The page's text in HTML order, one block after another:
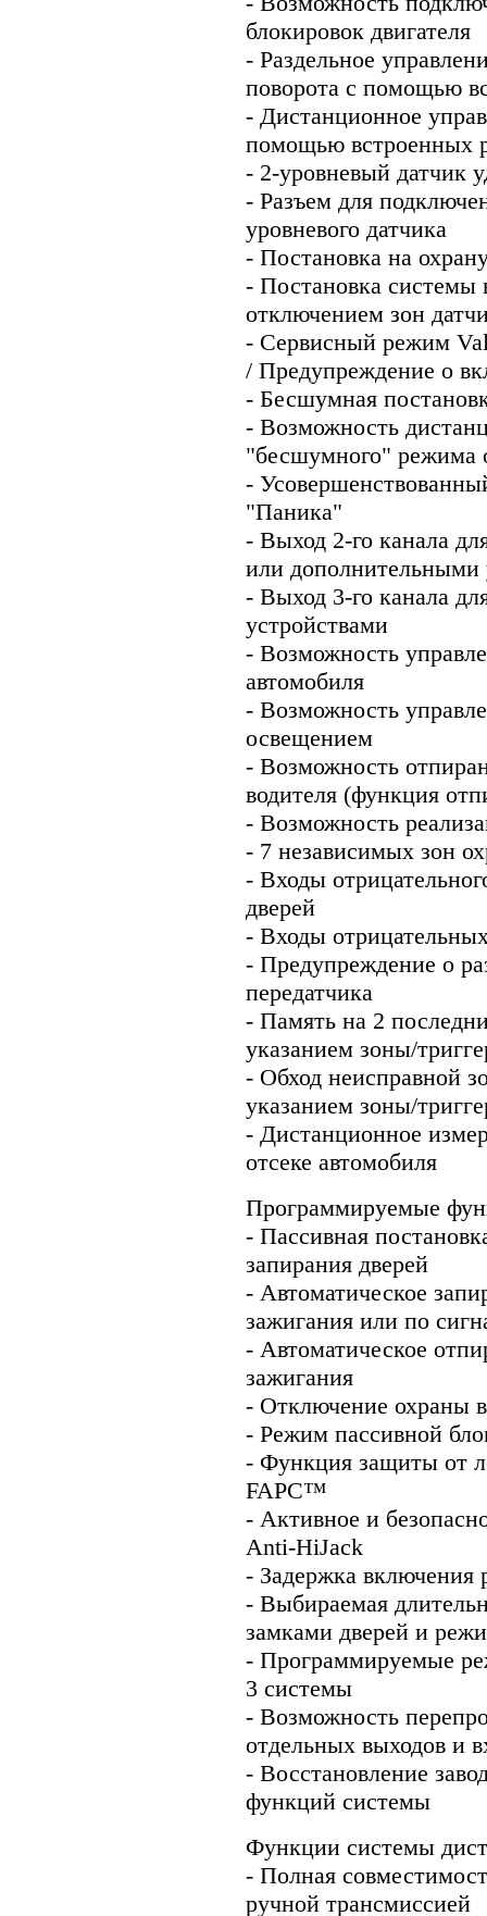
блокировок двигателя
- Раздельное
поворота с помощью
- Дистанционное
помощью встроенных
- 2-уровневый датчик
- Разъем для
уровневого датчика
- Постановка на
- Постановка
отключением зон
- Сервисный режим
/ Предупреждение о
- Бесшумная
- Возможность
"бесшумного" режима
-
"Паника"
- Выход 2-го канала
или дополнительными
- Выход 3-го канала
устройствами
- Возможность
автомобиля
- Возможность
освещением
- Возможность
водителя (функция
- Возможность
- 7 независимых зон
- Входы
дверей
- Входы
- Предупреждение о
передатчика
- Память на 2
указанием зоны/
- Обход неисправной
указанием зоны/
- Дистанционное
отсеке автомобиля
Программируемые
- Пассивная
запирания дверей
- Автоматическое
зажигания или по
- Автоматическое
зажигания
- Отключение охраны
- Режим пассивной
- Функция защиты от
FAPC™
- Активное и
Anti-HiJack
- Задержка включения
- Выбираемая
замками дверей и
- Программируемые
3 системы
- Возможность
отдельных выходов и
- Восстановление
функций системы
Функции системы
- Полная
ручной трансмиссией